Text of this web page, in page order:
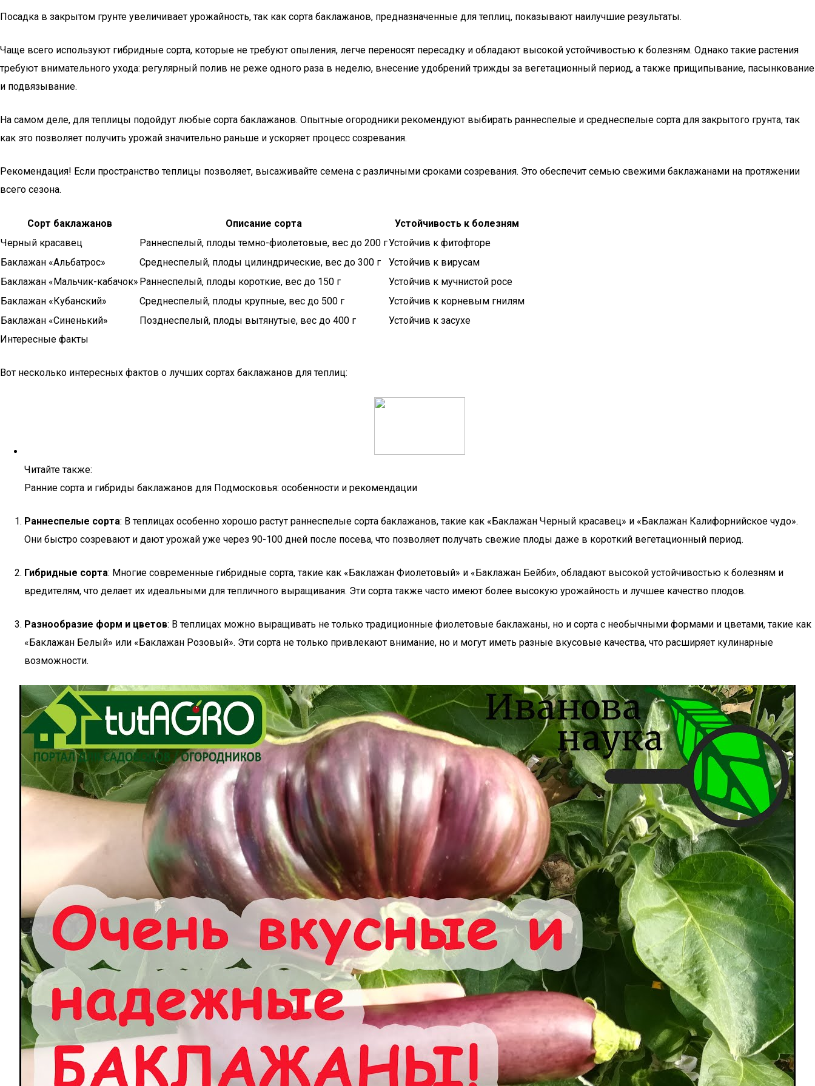
Посадка в закрытом грунте увеличивает урожайность, так как сорта баклажанов, предназначенные для теплиц, показывают наилучшие результаты.
Чаще всего используют гибридные сорта, которые не требуют опыления, легче переносят пересадку и обладают высокой устойчивостью к болезням. Однако такие растения
требуют внимательного ухода: регулярный полив не реже одного раза в неделю, внесение удобрений трижды за вегетационный период, а также прищипывание, пасынкование
и подвязывание.
На самом деле, для теплицы подойдут любые сорта баклажанов. Опытные огородники рекомендуют выбирать раннеспелые и среднеспелые сорта для закрытого грунта, так
как это позволяет получить урожай значительно раньше и ускоряет процесс созревания.
Рекомендация! Если пространство теплицы позволяет, высаживайте семена с различными сроками созревания. Это обеспечит семью свежими баклажанами на протяжении
всего сезона.
Сорт баклажанов Описание сорта
Устойчивость к болезням
Черный красавец
Раннеспелый, плоды темно-фиолетовые, вес до 200 гУстойчив к фитофторе
Баклажан «Альбатрос»
Среднеспелый, плоды цилиндрические, вес до 300 г
Устойчив к вирусам
Баклажан «Мальчик-кабачок» Раннеспелый, плоды короткие, вес до 150 г
Устойчив к мучнистой росе
Баклажан «Кубанский»
Среднеспелый, плоды крупные, вес до 500 г
Устойчив к корневым гнилям
Баклажан «Синенький»
Позднеспелый, плоды вытянутые, вес до 400 г
Устойчив к засухе
Интересные факты
Вот несколько интересных фактов о лучших сортах баклажанов для теплиц:
Читайте также:
Ранние сорта и гибриды баклажанов для Подмосковья: особенности и рекомендации
Раннеспелые сорта: В теплицах особенно хорошо растут раннеспелые сорта баклажанов, такие как «Баклажан Черный красавец» и «Баклажан Калифорнийское чудо».
Они быстро созревают и дают урожай уже через 90-100 дней после посева, что позволяет получать свежие плоды даже в короткий вегетационный период.
Гибридные сорта: Многие современные гибридные сорта, такие как «Баклажан Фиолетовый» и «Баклажан Бейби», обладают высокой устойчивостью к болезням и
вредителям, что делает их идеальными для тепличного выращивания. Эти сорта также часто имеют более высокую урожайность и лучшее качество плодов.
Разнообразие форм и цветов: В теплицах можно выращивать не только традиционные фиолетовые баклажаны, но и сорта с необычными формами и цветами, такие как
«Баклажан Белый» или «Баклажан Розовый». Эти сорта не только привлекают внимание, но и могут иметь разные вкусовые качества, что расширяет кулинарные
возможности.